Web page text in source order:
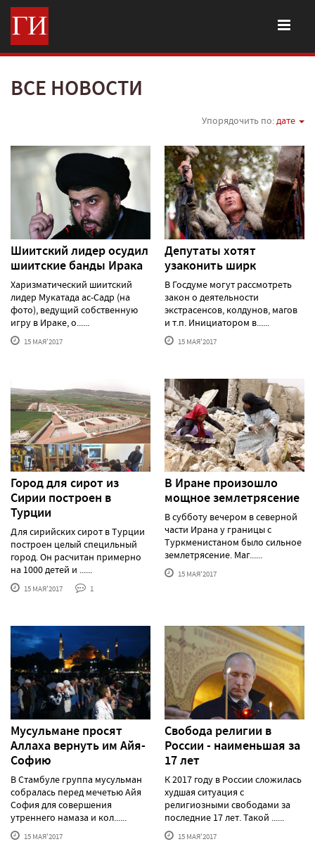
ВСЕ НОВОСТИ
Упорядочить по:дате
Шиитский лидер осудил
шиитские банды Ирака
Харизматический шиитский
лидер Мукатада ас-Садр (на
фото), ведущий собственную
игру в Ираке, о......
15 МАЯ'2017
Депутаты хотят
узаконить ширк
В Госдуме могут рассмотреть
закон о деятельности
экстрасенсов, колдунов, магов
и т.п. Инициатором в......
15 МАЯ'2017
Город для сирот из
Сирии построен в
Турции
Для сирийских сирот в Турции
построен целый специльный
город. Он расчитан примерно
на 1000 детей и ......
15 МАЯ'2017 1
В Иране произошло
мощное землетрясение
В субботу вечером в северной
части Ирана у границы с
Туркменистаном было сильное
землетрясение. Маг......
15 МАЯ'2017
Мусульмане просят
Аллаха вернуть им Айя-
Софию
В Стамбуле группа мусульман
собралась перед мечетью Айя
София для совершения
утреннего намаза и кол......
15 МАЯ'2017
Свобода религии в
России - наименьшая за
17 лет
К 2017 году в России сложилась
худшая ситуация с
религиозными свободами за
последние 17 лет. Такой ......
15 МАЯ'2017